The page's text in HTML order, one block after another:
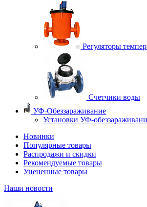
Регуляторы
Счетчики воды
УФ-Обеззараживание
Установки УФ-
Новинки
Популярные товары
Распродажи и скидки
Рекомендуемые товары
Уцененные товары
Наши новости